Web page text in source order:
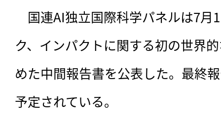
国連AI独立国際科学パネルは7月
ク、インパクトに関する初の世界
めた中間報告書を公表した。最終
予定されている。